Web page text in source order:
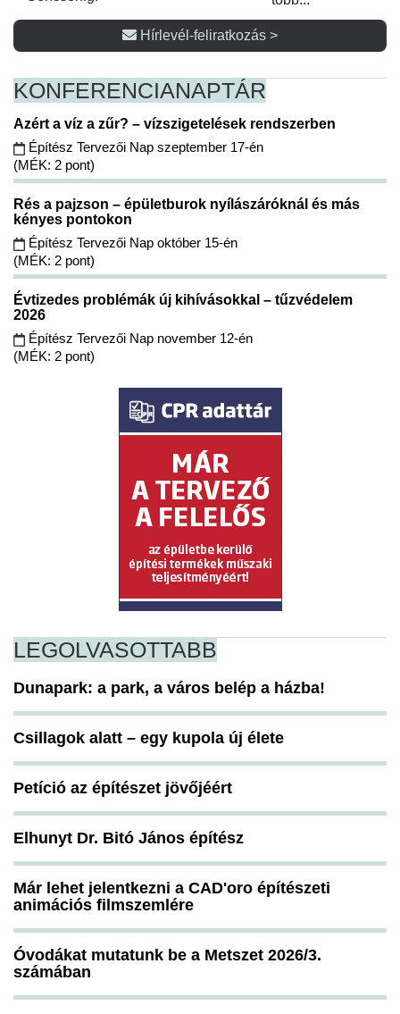
Hírlevél-feliratkozás >
KONFERENCIANAPTÁR
Azért a víz a zűr? – vízszigetelések rendszerben
Építész Tervezői Nap szeptember 17-én
(MÉK: 2 pont)
Rés a pajzson – épületburok nyílászáróknál és más
kényes pontokon
Építész Tervezői Nap október 15-én
(MÉK: 2 pont)
Évtizedes problémák új kihívásokkal – tűzvédelem
2026
Építész Tervezői Nap november 12-én
(MÉK: 2 pont)
LEGOLVASOTTABB
Dunapark: a park, a város belép a házba!
Csillagok alatt – egy kupola új élete
Petíció az építészet jövőjéért
Elhunyt Dr. Bitó János építész
Már lehet jelentkezni a CAD'oro építészeti
animációs filmszemlére
Óvodákat mutatunk be a Metszet 2026/3.
számában